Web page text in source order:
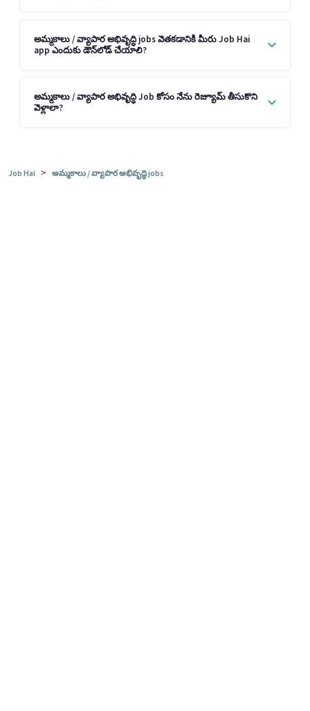
అమ్మకాలు / వ్యాపార అభివృద్ధి jobs వెతకడానికి మీరు Job Hai
app ఎందుకు డౌన్‌లోడ్ చేయాలి?
అమ్మకాలు / వ్యాపార అభివృద్ధి Job కోసం నేను రెజ్యూమ్ తీసుకొని
వెళ్లాలా?
Job Hai > అమ్మకాలు / వ్యాపార అభివృద్ధి jobs